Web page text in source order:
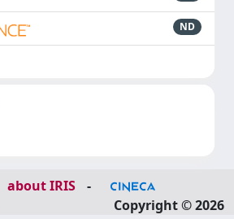
ND
about IRIS
-
Copyright © 2026